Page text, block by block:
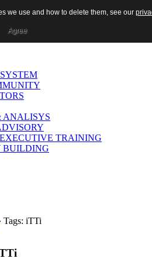
ANALISYS
TRAINING
BUILDING
Tags: iTTi
we use and how to delete them, see our
Agree
we use and how to delete them, see our
Agree